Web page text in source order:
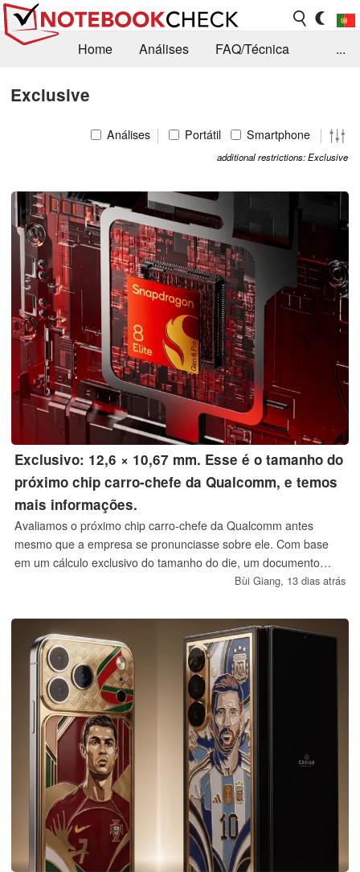
Home Análises
FAQ/Técnica
...
Exclusive
Análises Portátil Smartphone
additional restrictions: Exclusive
Exclusivo: 12,6 × 10,67 mm. Esse é o tamanho do
próximo chip carro-chefe da Qualcomm, e temos
mais informações.
Avaliamos o próximo chip carro-chefe da Qualcomm antes
mesmo que a empresa se pronunciasse sobre ele. Com base
em um cálculo exclusivo do tamanho do die, um documento
interno sobre gráficos que vazou e uma nova onda de detalhes
reunimos o panorama mais completo até o momento sobre o
Snapdragon 8 Elite Gen 6 Pro.
Bùi Giang, 13 dias atrás